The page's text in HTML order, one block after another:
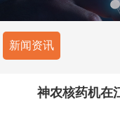
新闻资讯
神农核药机在